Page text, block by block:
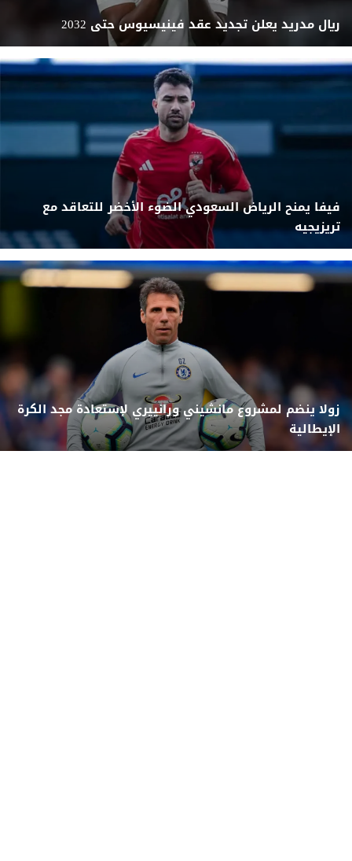
ريال مدريد يعلن تجديد عقد فينيسيوس حتى 2032
فيفا يمنح الرياض السعودي الضوء الأخضر للتعاقد مع
تريزيجيه
زولا ينضم لمشروع مانشيني ورانييري لإستعادة مجد الكرة
الإيطالية